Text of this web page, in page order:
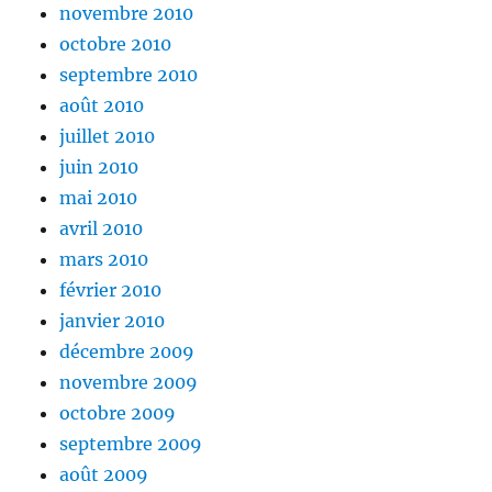
novembre 2010
octobre 2010
septembre 2010
août 2010
juillet 2010
juin 2010
mai 2010
avril 2010
mars 2010
février 2010
janvier 2010
décembre 2009
novembre 2009
octobre 2009
septembre 2009
août 2009